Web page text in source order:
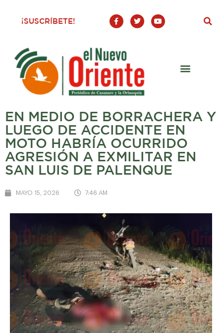
¡SUSCRÍBETE!
F
a
c
o
o
-
T
w
i
Y
o
u
EN MEDIO DE BORRACHERA Y
LUEGO DE ACCIDENTE EN
MOTO HABRÍA OCURRIDO
AGRESIÓN A EXMILITAR EN
SAN LUIS DE PALENQUE
MAYO 15, 2026 7:46 AM